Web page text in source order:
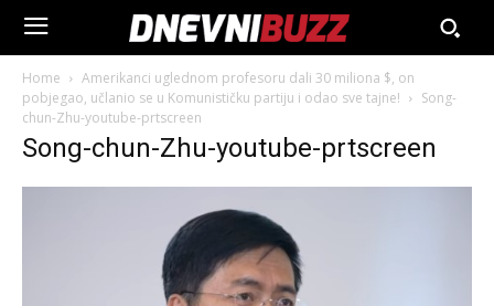
Home
Amerikanci uglednom profesoru dali 30 miliona $, on
pobjegao, učlanio se u Komunističku partiju i odao sve tajne!
Song-
chun-Zhu-youtube-prtscreen
Song-chun-Zhu-youtube-prtscreen